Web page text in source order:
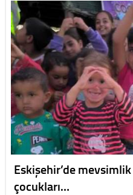
Eskişehir’de
çocukları…